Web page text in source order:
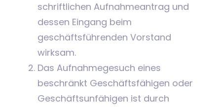
schriftlichen Aufnahmeantrag und
dessen Eingang beim
geschäftsführenden Vorstand
wirksam.
Das Aufnahmegesuch eines
beschränkt Geschäftsfähigen oder
Geschäftsunfähigen ist durch